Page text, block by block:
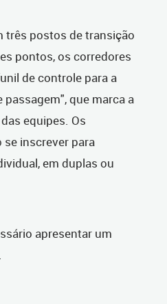
três postos de transição
pontos, os corredores
de controle para a
que marca a
equipes. Os
inscrever para
em duplas ou
apresentar um